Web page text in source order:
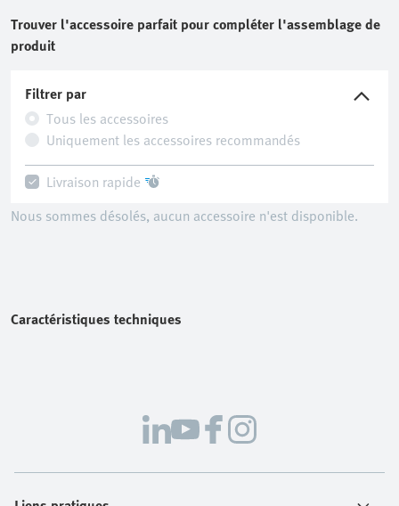
Trouver l'accessoire parfait pour compléter l'assemblage de
produit
Filtrer par
Tous les accessoires
Uniquement les accessoires recommandés
Livraison rapide
Nous sommes désolés, aucun accessoire n'est disponible.
Caractéristiques techniques